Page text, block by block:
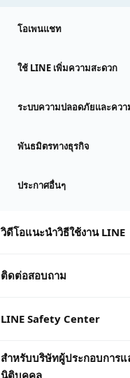
โอเพนแชท
ใช้ LINE เพิ่มความสะดวก
ระบบความปลอดภัยและควา
พันธมิตรทางธุรกิจ
ประกาศอื่นๆ
วิดีโอแนะนำวิธีใช้งาน LINE
ติดต่อสอบถาม
LINE Safety Center
สำหรับบริษัทผู้ประกอบการแ
นิติบุคคล